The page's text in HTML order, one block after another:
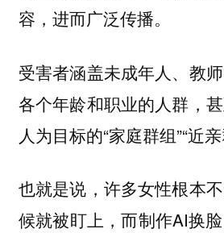
容，进而广泛传播。
受害者涵盖未成年人、教
各个年龄和职业的人群，
人为目标的“家庭群组”“近亲
也就是说，许多女性根本
候就被盯上，而制作AI换